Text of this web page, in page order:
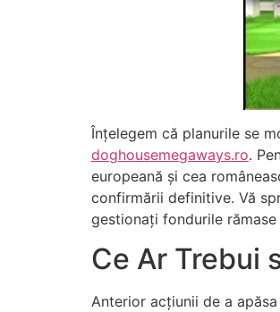
Înțelegem că planurile se
doghousemegaways.ro.
europeană și cea
confirmării definitive. Vă
gestionați fondurile
Ce Ar Trebui
Anterior acțiunii de a